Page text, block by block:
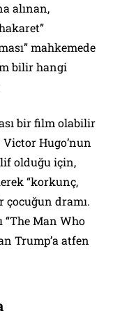
alınan,
mahkemede
bilir hangi
bir film olabilir
Victor Hugo’nun
olduğu için,
“korkunç,
çocuğun dramı.
“The Man Who
Trump’a atfen